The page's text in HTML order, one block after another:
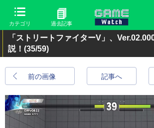
カテゴリ 過去記事
「ストリートファイターV」、
説！ (35/59)
前の画像 記事へ